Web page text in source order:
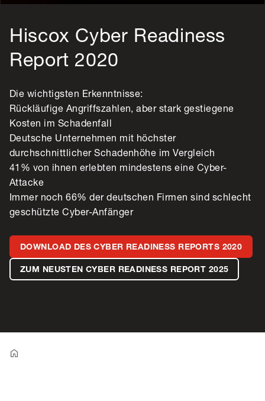
Hiscox Cyber Readiness
Report 2020
Die wichtigsten Erkenntnisse:
Rückläufige Angriffszahlen, aber stark gestiegene
Kosten im Schadenfall
Deutsche Unternehmen mit höchster
durchschnittlicher Schadenhöhe im Vergleich
41% von ihnen erlebten mindestens eine Cyber-
Attacke
Immer noch 66% der deutschen Firmen sind schlecht
geschützte Cyber-Anfänger
DOWNLOAD DES CYBER READINESS REPORTS 2020
ZUM NEUSTEN CYBER READINESS REPORT 2025